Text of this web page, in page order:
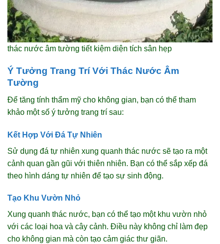
thác nước âm tường tiết kiệm diện tích sân hẹp
Ý Tưởng Trang Trí Với Thác Nước Âm
Tường
Để tăng tính thẩm mỹ cho không gian, bạn có thể tham
khảo một số ý tưởng trang trí sau:
Kết Hợp Với Đá Tự Nhiên
Sử dụng đá tự nhiên xung quanh thác nước sẽ tạo ra một
cảnh quan gần gũi với thiên nhiên. Bạn có thể sắp xếp đá
theo hình dáng tự nhiên để tạo sự sinh động.
Tạo Khu Vườn Nhỏ
Xung quanh thác nước, bạn có thể tạo một khu vườn nhỏ
với các loại hoa và cây cảnh. Điều này không chỉ làm đẹp
cho không gian mà còn tạo cảm giác thư giãn.